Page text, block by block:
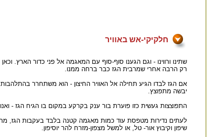
חלקיקי-אש באוויר
שתינו ורווינו - וגם הגענו סוף-סוף עם המאגמה אל פני כדור הארץ.
רק הרבה אחרי שמרבית הגז כבר ברחה ממנו.
אם הגז לבדו הגיע תחילה אל האוויר החיצון - הוא משתחרר
יבשה מתפוצץ.
התפוצצות געשית כזו פוערת בור ענק בקרקע במקום בו הגיח הגז -
לעתים נדירות מטפסת עוד כמות מאגמה קטנה בלבד בעקבות הגז,
שיפון וקיבוץ אור- טל, או למשל מצפון-מזרח להר יוסיפון.